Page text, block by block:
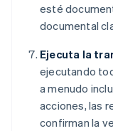
esté
documental
Ejecuta la
ejecutando
a menudo
acciones, las
confirman la